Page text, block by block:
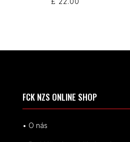
FCK NZS ONLINE SHOP
• O nás